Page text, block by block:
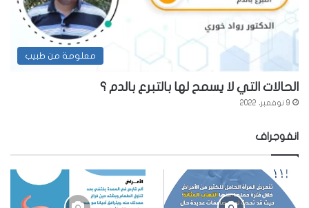
معلومة من طبيب
الحالات التي لا يسمح لها بالتبرع بالدم ؟
9 نوفمبر، 2022
انفوجراف